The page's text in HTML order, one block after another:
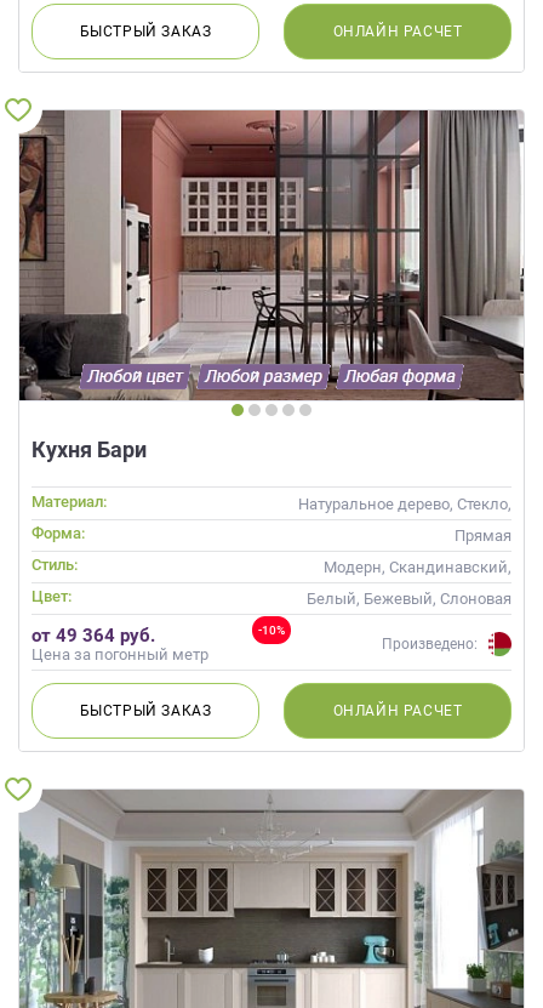
БЫСТРЫЙЗАКАЗ ОНЛАЙН РАСЧЕТ
Кухня Бари
Материал:
Натуральное дерево, Стекло,
Массив
Форма:
Прямая
Стиль:
Модерн, Скандинавский,
Неоклассика, Современные
Цвет:
Белый, Бежевый, Слоновая
кость, Кремовый
-10%
от 49 364 руб.
Цена за погонный метр
Произведено:
БЫСТРЫЙЗАКАЗ ОНЛАЙН РАСЧЕТ